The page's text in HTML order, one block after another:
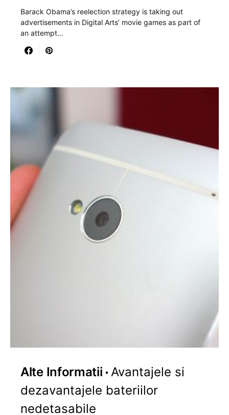
Barack Obama’s reelection strategy is taking out
advertisements in Digital Arts’ movie games as part of
an attempt…
Alte Informatii Avantajele si
dezavantajele bateriilor
nedetasabile